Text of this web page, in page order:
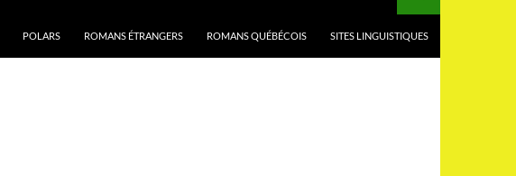
POLARS ROMANS ÉTRANGERS ROMANS QUÉBÉCOIS SITES LINGUISTIQUES